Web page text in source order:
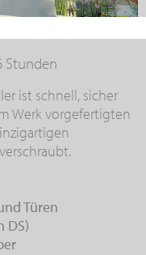
Stunden
ist schnell, sicher
Werk vorgefertigten
Türen
DS)